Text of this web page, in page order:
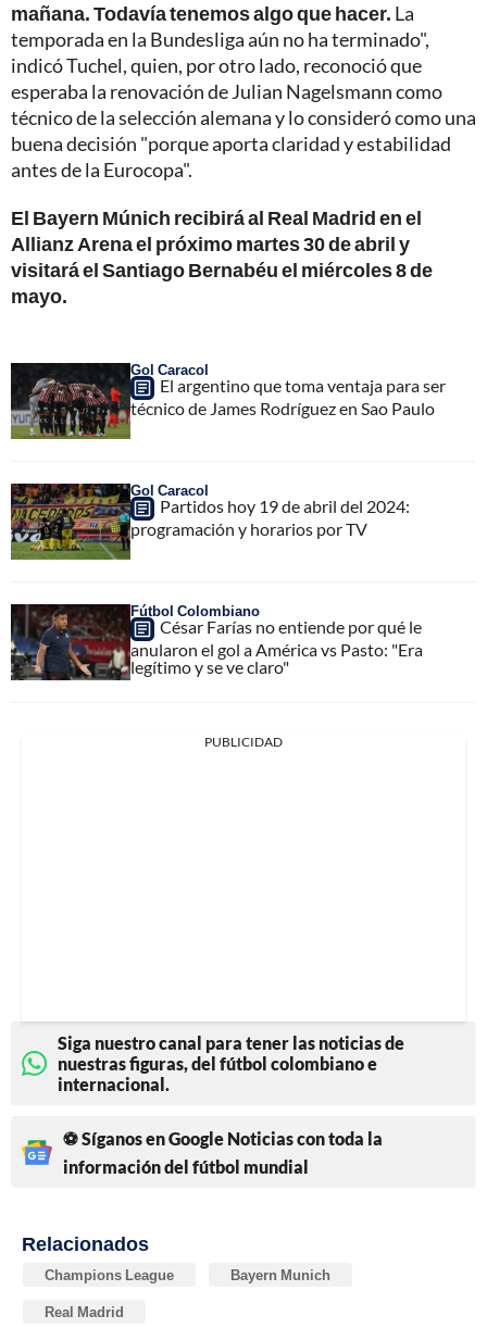
mañana. Todavía tenemos algo que hacer. La
temporada en la Bundesliga aún no ha terminado",
indicó Tuchel, quien, por otro lado, reconoció que
esperaba la renovación de Julian Nagelsmann como
técnico de la selección alemana y lo consideró como una
buena decisión "porque aporta claridad y estabilidad
antes de la Eurocopa".
El Bayern Múnich recibirá al Real Madrid en el
Allianz Arena el próximo martes 30 de abril y
visitará el Santiago Bernabéu el miércoles 8 de
mayo.
Gol Caracol
El argentino que toma ventaja para ser
técnico de James Rodríguez en Sao Paulo
Gol Caracol
Partidos hoy 19 de abril del 2024:
programación y horarios por TV
Fútbol Colombiano
César Farías no entiende por qué le
anularon el gol a América vs Pasto: "Era
legítimo y se ve claro"
PUBLICIDAD
Siga nuestro canal para tener las noticias de
nuestras figuras, del fútbol colombiano e
internacional.
⚽ Síganos en Google Noticias con toda la
información del fútbol mundial
Relacionados
Champions League Bayern Munich
Real Madrid